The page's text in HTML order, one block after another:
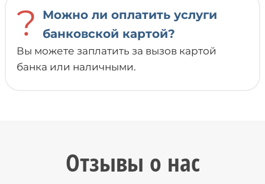
?
Можно ли оплатить услуги
банковской картой?
Вы можете заплатить за вызов картой
банка или наличными.
Отзывы о нас